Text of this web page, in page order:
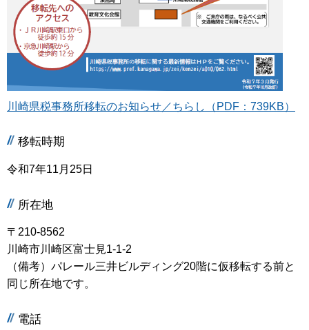
川崎県税事務所移転のお知らせ／ちらし（PDF：739KB）
移転時期
令和7年11月25日
所在地
〒210-8562
川崎市川崎区富士見1-1-2
（備考）パレール三井ビルディング20階に仮移転する前と
同じ所在地です。
電話